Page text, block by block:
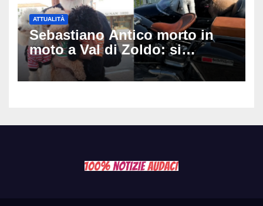
ATTUALITÀ
Sebastiano Antico morto in
moto a Val di Zoldo: si
schianta con il sidecar, salvi i
due cagnolini